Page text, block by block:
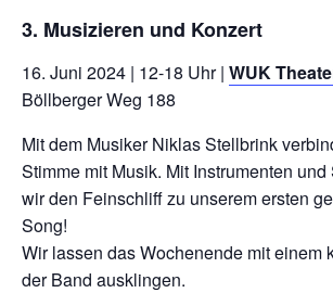
3. Musizieren und Konzert
16. Juni 2024 | 12-18 Uhr | WUK
Böllberger Weg 188
Mit dem Musiker Niklas Stellbrink
Stimme mit Musik. Mit Instrumenten
wir den Feinschliff zu unserem ersten
Song!
Wir lassen das Wochenende mit einem
der Band ausklingen.